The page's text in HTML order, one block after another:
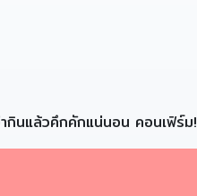
กินแล้วคึกคักแน่นอน คอนเฟิร์ม!